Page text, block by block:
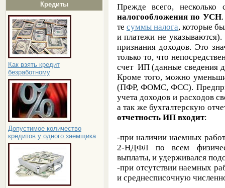
Кредиты
Как взять кредит
безработному
Допустимое количество
кредитов у одного заемщика
Прежде всего,
налогообложения по УСН
те суммы налога, которые
и платежи не
признания доходов. Это
только то, что
счет ИП (данные сведения
Кроме того, можно
(ПФР, ФОМС, ФСС).
учета доходов и расходов
а так же бухгалтерскую
отчетность ИП входит:
-при наличии наемных
2-НДФЛ по всем
выплаты, и удерживался
-при отсутствии наемных
и среднесписочную